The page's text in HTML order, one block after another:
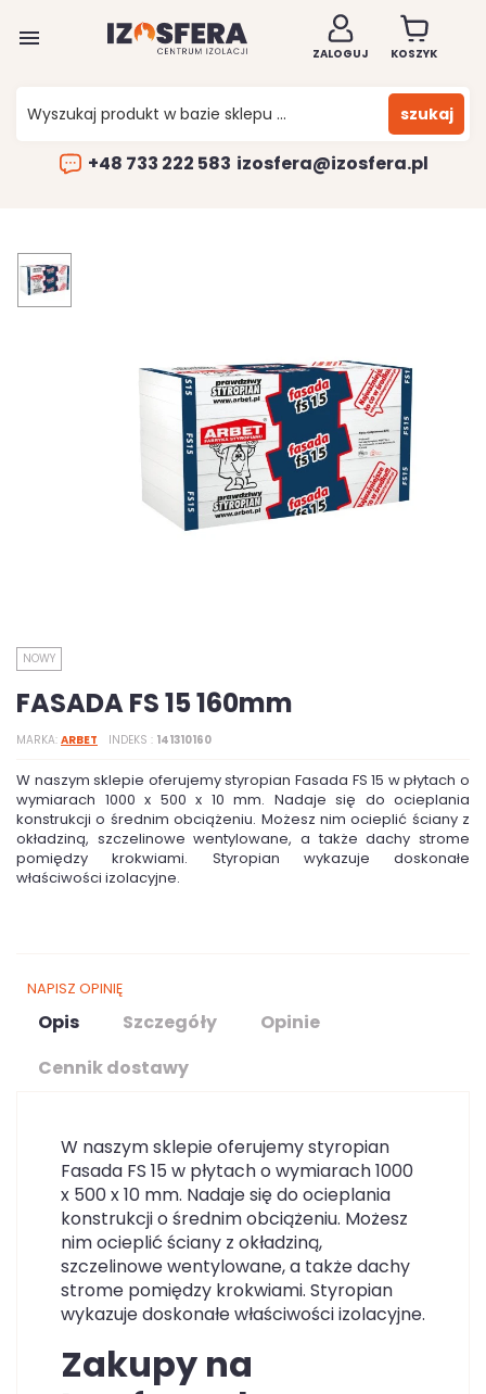

ZALOGUJ KOSZYK
szukaj
+48 733 222 583 izosfera@izosfera.pl
NOWY
FASADA FS 15 160mm
MARKA ARBET INDEKS 141310160
W naszym sklepie oferujemy styropian Fasada FS 15 w płytach o
wymiarach 1000 x 500 x 10 mm. Nadaje się do ocieplania
konstrukcji o średnim obciążeniu. Możesz nim ocieplić ściany z
okładziną, szczelinowe wentylowane, a także dachy strome
pomiędzy krokwiami. Styropian wykazuje doskonałe
właściwości izolacyjne.
NAPISZ OPINIĘ
Opis Szczegóły
Opinie
Cennik dostawy
W naszym sklepie oferujemy styropian
Fasada FS 15 w płytach o wymiarach 1000
x 500 x 10 mm. Nadaje się do ocieplania
konstrukcji o średnim obciążeniu. Możesz
nim ocieplić ściany z okładziną,
szczelinowe wentylowane, a także dachy
strome pomiędzy krokwiami. Styropian
wykazuje doskonałe właściwości izolacyjne.
Zakupy na